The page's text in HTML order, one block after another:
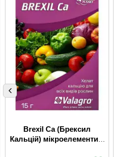
Brexil Ca (Брексил
Кальцій) мікроелементи в